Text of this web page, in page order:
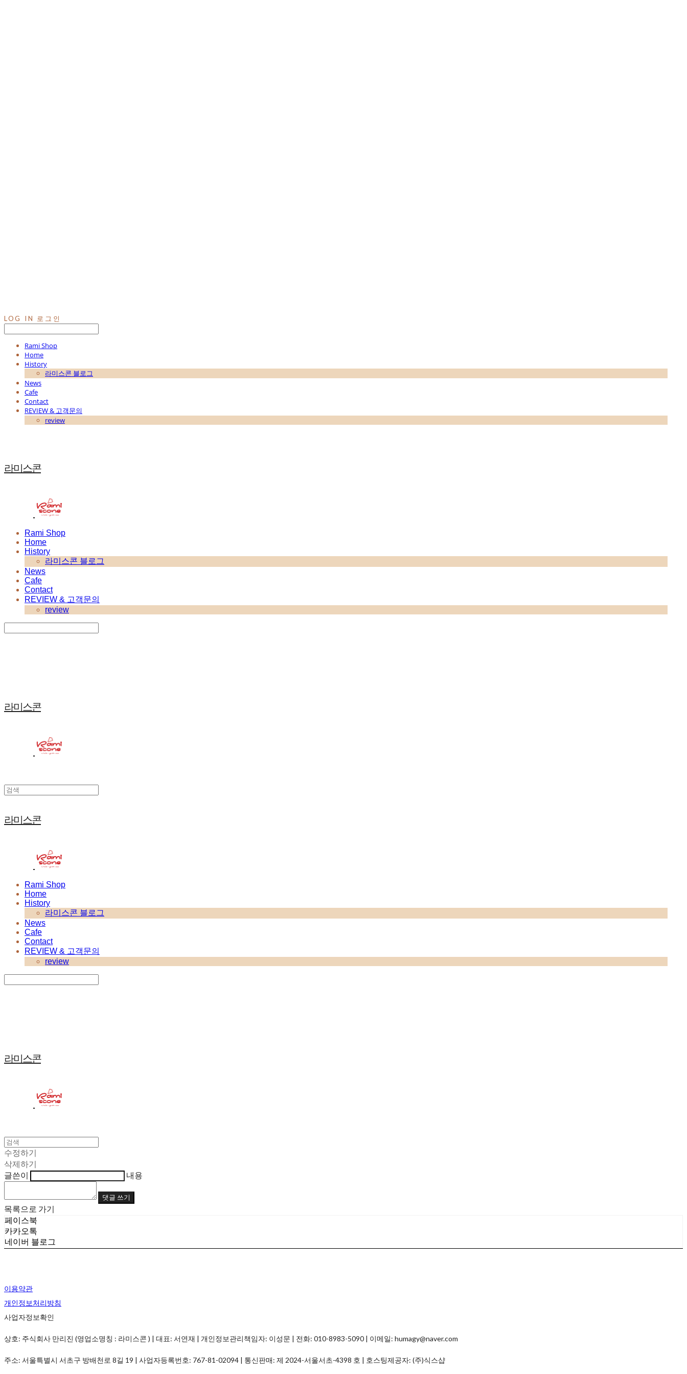
LOG IN 로그인
Rami Shop
Home
History
라미스콘 블로그
News
Cafe
Contact
REVIEW & 고객문의
review
라미스콘
Rami Shop
Home
History
라미스콘 블로그
News
Cafe
Contact
REVIEW & 고객문의
review
라미스콘
라미스콘
Rami Shop
Home
History
라미스콘 블로그
News
Cafe
Contact
REVIEW & 고객문의
review
라미스콘
수정하기
삭제하기
글쓴이
내용
댓글 쓰기
목록으로 가기
페이스북
카카오톡
네이버 블로그
이용약관
개인정보처리방침
사업자정보확인
상호: 주식회사 만리진 (영업소명칭 : 라미스콘 ) | 대표: 서연재 | 개인정보관리책임자: 이성문 | 전화: 010-8983-5090 | 이메일: humagy@naver.com
주소: 서울특별시 서초구 방배천로 8길 19 | 사업자등록번호: 767-81-02094 | 통신판매: 제 2024-서울서초-4398 호 | 호스팅제공자: (주)식스샵